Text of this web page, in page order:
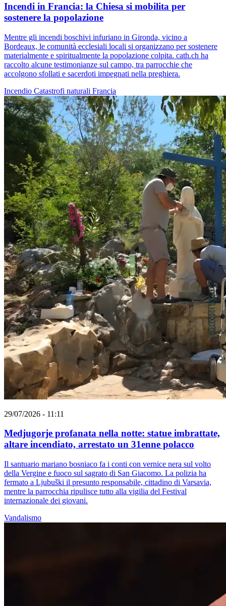
Incendi in Francia: la Chiesa si mobilita per
sostenere la popolazione
Mentre gli incendi boschivi infuriano in Gironda, vicino a
Bordeaux, le comunità ecclesiali locali si organizzano per sostenere
materialmente e spiritualmente la popolazione colpita. cath.ch ha
raccolto alcune testimonianze sul campo, tra parrocchie che
accolgono sfollati e sacerdoti impegnati nella preghiera.
Incendio Catastrofi naturali Francia
29/07/2026 - 11:11
Medjugorje profanata nella notte: statue imbrattate,
altare incendiato, arrestato un 31enne polacco
Il santuario mariano bosniaco fa i conti con vernice nera sul volto
della Vergine e fuoco sul sagrato di San Giacomo. La polizia ha
fermato a Ljubuški il presunto responsabile, cittadino di Varsavia,
mentre la parrocchia ripulisce tutto alla vigilia del Festival
internazionale dei giovani.
Vandalismo